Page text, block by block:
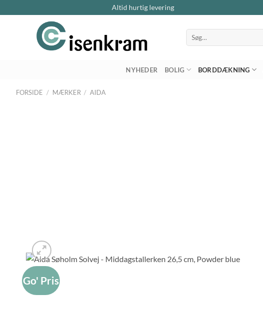
Altid hurtig levering
Søg
efter:
NYHEDER BOLIG BORDDÆKNING
FORSIDE / MÆRKER / AIDA
Go' Pris